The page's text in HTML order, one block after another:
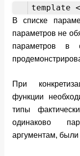
template <
В списке
параметров не
параметров в
При
функции
типы
одинаково
аргументам,